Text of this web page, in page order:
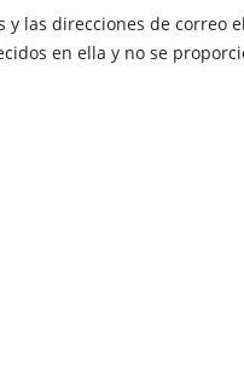
y las direcciones de correo
en ella y no se